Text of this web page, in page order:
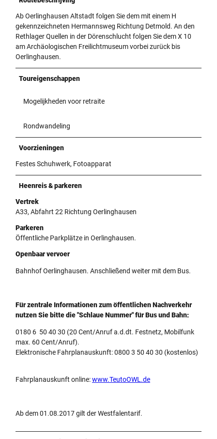
Ab Oerlinghausen Altstadt folgen Sie dem mit einem H
gekennzeichneten Hermannsweg Richtung Detmold. An den
Rethlager Quellen in der Dörenschlucht folgen Sie dem X 10
am Archäologischen Freilichtmuseum vorbei zurück bis
Oerlinghausen.
Toureigenschappen
Mogelijkheden voor retraite
Rondwandeling
Voorzieningen
Festes Schuhwerk, Fotoapparat
Heenreis & parkeren
Vertrek
A33, Abfahrt 22 Richtung Oerlinghausen
Parkeren
Öffentliche Parkplätze in Oerlinghausen.
Openbaar vervoer
Bahnhof Oerlinghausen. Anschließend weiter mit dem Bus.
Für zentrale Informationen zum öffentlichen Nachverkehr
nutzen Sie bitte die "Schlaue Nummer" für Bus und Bahn:
0180 6 50 40 30 (20 Cent/Anruf a.d.dt. Festnetz, Mobilfunk
max. 60 Cent/Anruf).
Elektronische Fahrplanauskunft: 0800 3 50 40 30 (kostenlos)
Fahrplanauskunft online:www.TeutoOWL.de
Ab dem 01.08.2017 gilt der Westfalentarif.